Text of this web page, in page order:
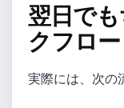
翌日で
クフロー
実際には、次の